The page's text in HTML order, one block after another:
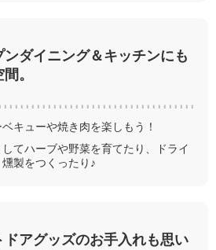
ンダイニング＆キッチンにも
。
キューや焼き肉を楽しもう！
てハーブや野菜を育てたり、ドライ
製をつくったり♪
ドアグッズのお手入れも思い